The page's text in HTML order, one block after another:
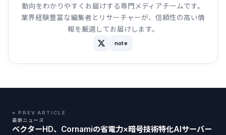
動向をわかりやすくお届けする専門メディアチームです。
業界経験豊富な編集者とリサーチャーが、信頼性の高い情
報を厳選してお届けします。
note
« PREV ARTICLE
最新ニュース
ベクターHD、Cornamiの省電力×暗号技術特化AIサーバー